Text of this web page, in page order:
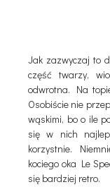
Jak zazwyczaj to
część twarzy,
odwrotna. Na
Osobiście nie
wąskimi, bo o ile
się w nich
korzystnie.
kociego oka Le
się bardziej retro.